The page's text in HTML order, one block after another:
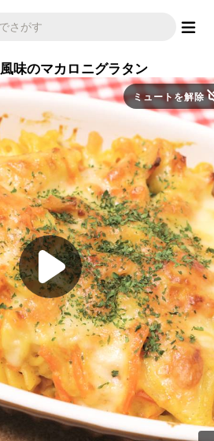
味のマカロニグラタン
ミュートを解除